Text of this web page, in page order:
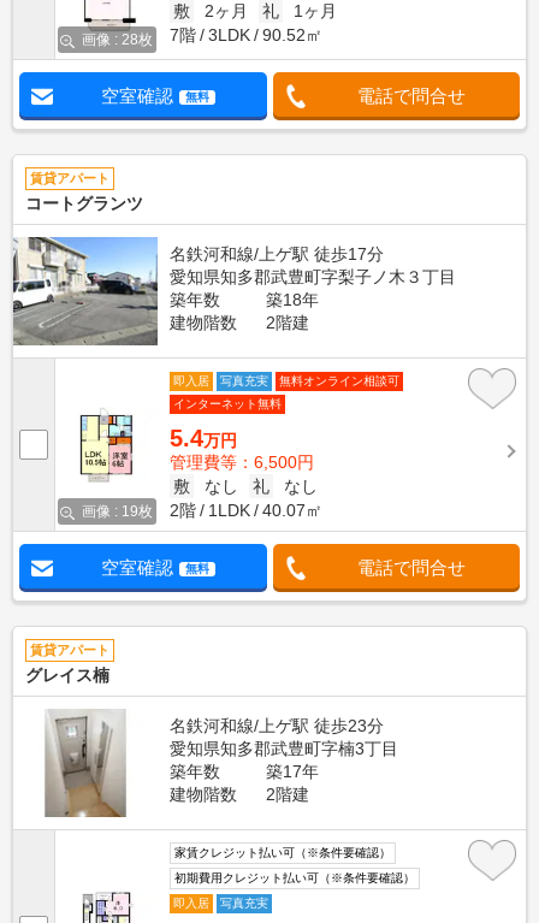
画像 : 28枚
敷
2ヶ月 礼
1ヶ月
7階
3LDK 90.52㎡
空室確認 無料 電話で問合せ
賃貸アパート
コートグランツ
名鉄河和線/上ゲ駅 徒歩17分
愛知県知多郡武豊町字梨子ノ木３丁目
築年数
築18年
建物階数
2階建
画像 : 19枚
即入居 写真充実
無料オンライン相談可
インターネット無料
5.4万円
管理費等：6,500円
敷
なし 礼
なし
2階
1LDK 40.07㎡
空室確認 無料 電話で問合せ
賃貸アパート
グレイス楠
名鉄河和線/上ゲ駅 徒歩23分
愛知県知多郡武豊町字楠3丁目
築年数
築17年
建物階数
2階建
家賃クレジット払い可（※条件要確認）
初期費用クレジット払い可（※条件要確認）
即入居
写真充実